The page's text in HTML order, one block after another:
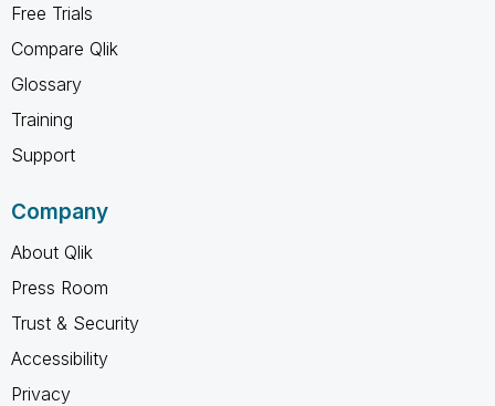
Free Trials
Compare Qlik
Glossary
Training
Support
Company
About Qlik
Press Room
Trust & Security
Accessibility
Privacy